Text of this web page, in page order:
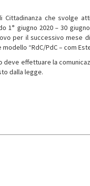
che svolge
giugno 2020 – 30
per il successivo mese
“RdC/PdC – com
effettuare la
dalla legge.